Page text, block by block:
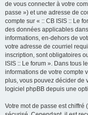
de vous connecter à votre
passe ») et une adresse de
compte sur « :: CB ISIS :: Le
des données applicables
informations, en-dehors de
votre adresse de courriel
inscription, sont obligatoires
ISIS :: Le forum ». Dans tous
informations de votre compte
plus, vous pouvez décider de
logiciel phpBB depuis une
Votre mot de passe est chiffré